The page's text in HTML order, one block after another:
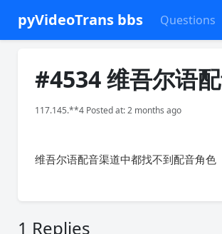
pyVideoTrans bbs Questions
#4534 维吾尔语
117.145.**4 Posted at: 2 months ago
维吾尔语配音渠道中都找不到配音角色
1 Replies